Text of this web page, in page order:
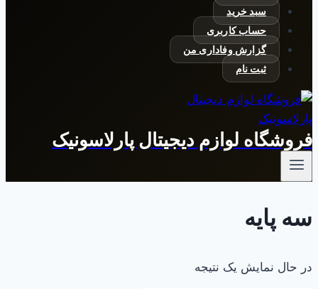
سبد خرید
حساب کاربری
گزارش وفاداری من
ثبت نام
فروشگاه لوازم دیجیتال پارلاسونیک
سه پایه
در حال نمایش یک نتیجه